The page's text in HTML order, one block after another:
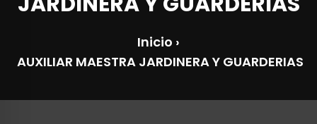
Inicio ›
AUXILIAR MAESTRA JARDINERA Y GUARDERIAS